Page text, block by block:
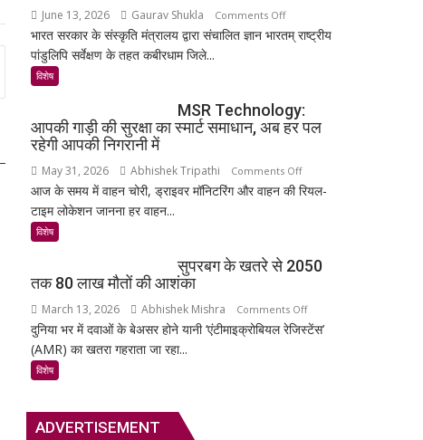
भी
राजस्थान
का
रहस्यमयी
गांव?
June 13, 2026 Gaurav Shukla Comments Offon
कबीरधाम
का
अनमोल
375
वर्ष
सहित
दुर्लभ
दस्तावेज
भारत सरकार के संस्कृति मंत्रालय द्वारा संचालित ज्ञान भारतम् राष्ट्रीय
पांडुलिपि सर्वेक्षण के तहत कबीरधाम जिले...
विशेष
MSR Technology:
आपकी गाड़ी की सुरक्षा का स्मार्ट समाधान, अब हर पल
रहेगी आपकी निगरानी में
May 31, 2026 Abhishek Tripathi Comments Offon
MSR
की
का
स्मार्ट
आज के समय में वाहन चोरी, ड्राइवर मॉनिटरिंग और वाहन की रियल-
टाइम लोकेशन जानना हर वाहन...
विशेष
सुपरबग के खतरे से 2050
तक 80 लाख मौतों की आशंका
March 13, 2026 Abhishek Mishra Comments Offon
सुपरबग
दुनिया भर में दवाओं के बेअसर होने यानी ‘एंटीमाइक्रोबियल रेजिस्टेंस’
(AMR) का खतरा गहराता जा रहा...
विशेष
ADVERTISEMENT